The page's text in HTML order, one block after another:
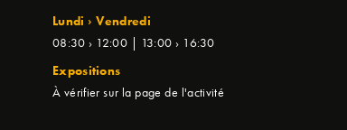
Lundi › Vendredi
08:30 › 12:00 | 13:00 › 16:30
Expositions
À vérifier sur la page de l'activité